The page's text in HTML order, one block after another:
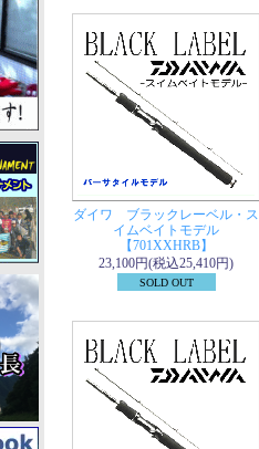
ダイワ ブラックレーベル・ス
イムベイトモデル
【701XXHRB】
23,100円(税込25,410円)
SOLD OUT